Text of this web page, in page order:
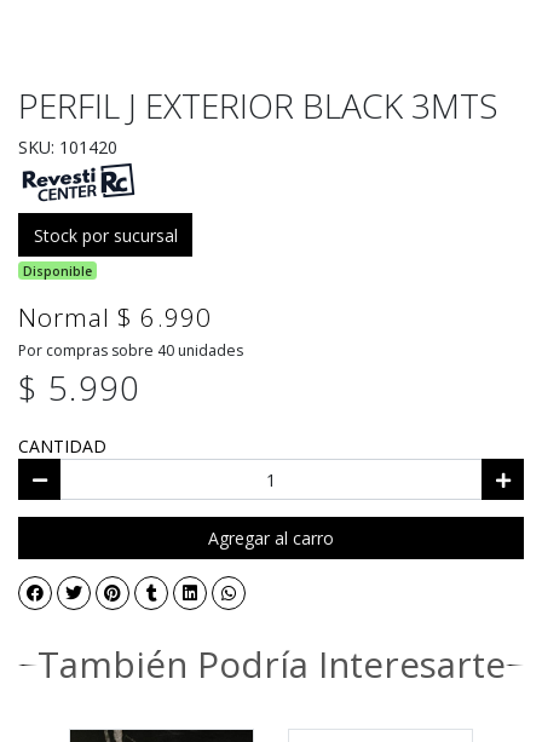
PERFIL J EXTERIOR BLACK 3MTS
SKU: 101420
Stock por sucursal
Disponible
Normal $ 6.990
Por compras sobre 40 unidades
$ 5.990
CANTIDAD
Agregar al carro
También Podría Interesarte